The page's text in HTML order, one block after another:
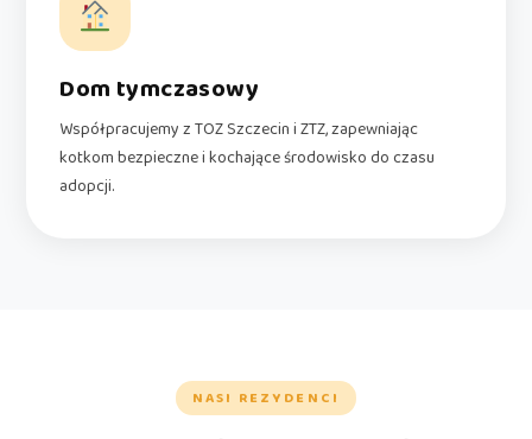
Dom tymczasowy
Współpracujemy z TOZ Szczecin i ZTZ, zapewniając
kotkom bezpieczne i kochające środowisko do czasu
adopcji.
NASI REZYDENCI